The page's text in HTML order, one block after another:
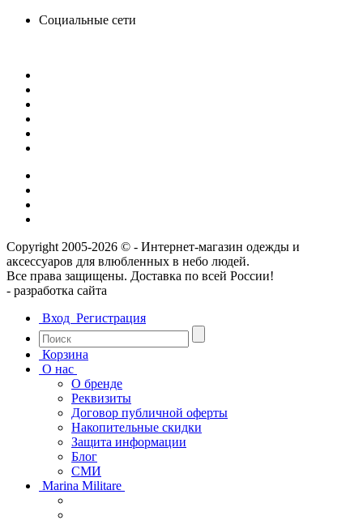
Социальные сети
Copyright 2005-2026 © - Интернет-магазин одежды и
аксессуаров для влюбленных в небо людей.
Все права защищены. Доставка по всей России!
- разрaботка сайта
Вход Регистрация
Корзина
О нас
О бренде
Реквизиты
Договор публичной оферты
Накопительные скидки
Защита информации
Блог
СМИ
Marina Militare